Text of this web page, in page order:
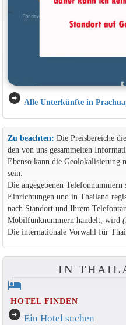
arrow_circle_right Alle Unterkünfte in
Zu beachten: Die Preisbereiche
den von uns gesammelten
Ebenso kann die Geolokalisierung
sein.
Die angegebenen
Einrichtungen und in Thailand
nach Standort und Ihrem
Mobilfunknummern handelt, wird
Die internationale Vorwahl für
IN
hotel
HOTEL FINDEN
arrow_circle_right Ein Hotel suchen